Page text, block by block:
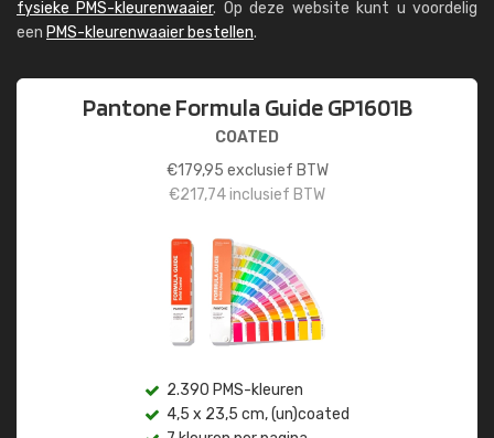
fysieke PMS-kleurenwaaier. Op deze website kunt u voordelig
een PMS-kleurenwaaier bestellen.
Pantone Formula Guide GP1601B
COATED
€179,95 exclusief BTW
€217,74inclusief BTW
2.390 PMS-kleuren
4,5 x 23,5 cm, (un)coated